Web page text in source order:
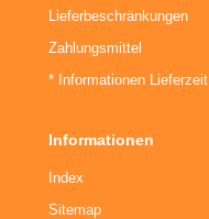
Lieferbeschränkungen
Zahlungsmittel
* Informationen Lieferzeit
Informationen
Index
Sitemap